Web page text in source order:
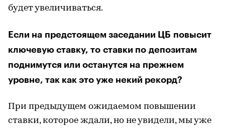
будет увеличиваться.
Если на предстоящем заседании ЦБ повысит
ключевую ставку, то ставки по депозитам
поднимутся или останутся на прежнем
уровне, так как это уже некий рекорд?
При предыдущем ожидаемом повышении
ставки, которое ждали, но не увидели, мы уже